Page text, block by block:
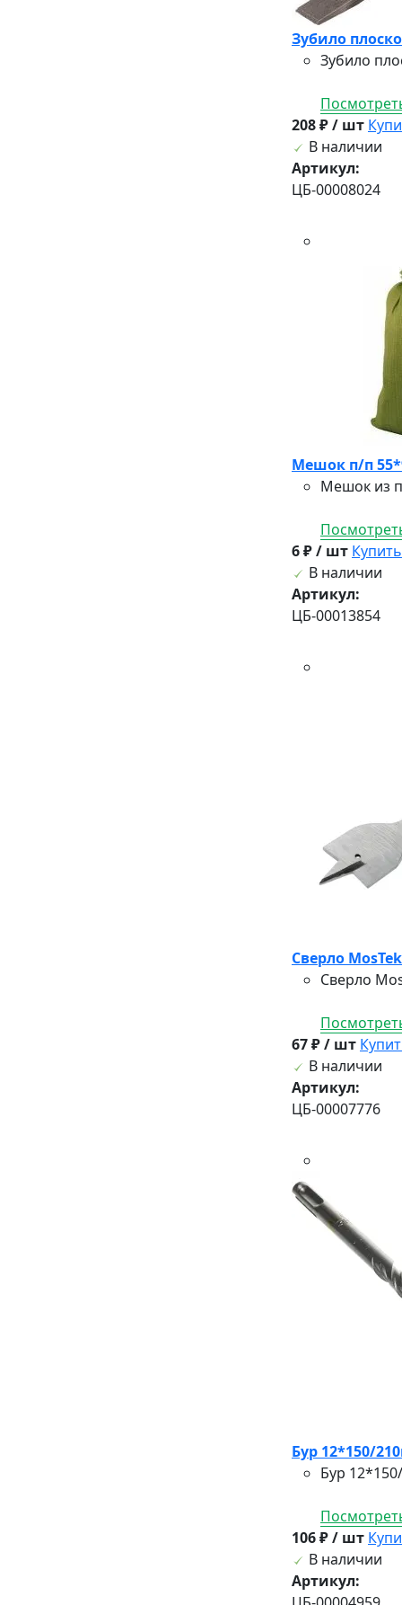
Зубило
Зубило
208 ₽ / шт
В наличии
Артикул:
ЦБ-00008024
Мешок п/п
Мешок из
6 ₽ / шт Купить
В наличии
Артикул:
ЦБ-00013854
Сверло
Сверло
67 ₽ / шт
В наличии
Артикул:
ЦБ-00007776
Бур 12*150/
Бур
106 ₽ / шт
В наличии
Артикул: